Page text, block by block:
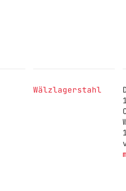
Wälzlagerstahl